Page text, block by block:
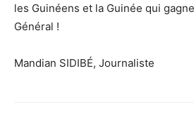
les Guinéens et la Guinée qui
Général !
Mandian SIDIBÉ, Journaliste